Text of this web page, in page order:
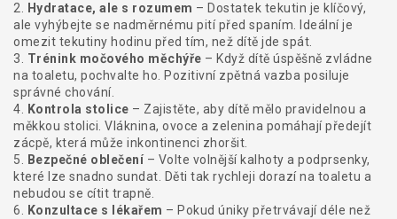
2.
Hydratace, ale s rozumem – Dostatek tekutin je klíčový,
ale vyhýbejte se nadměrnému pití před spaním. Ideální je
omezit tekutiny hodinu před tím, než dítě jde spát.
3. Trénink močového měchýře – Když dítě úspěšně zvládne
na toaletu, pochvalte ho. Pozitivní zpětná vazba posiluje
správné chování.
4.
Kontrola stolice – Zajistěte, aby dítě mělo pravidelnou a
měkkou stolici. Vláknina, ovoce a zelenina pomáhají předejít
zácpě, která může inkontinenci zhoršit.
5.
Bezpečné oblečení – Volte volnější kalhoty a podprsenky,
které lze snadno sundat. Děti tak rychleji dorazí na toaletu a
nebudou se cítit trapně.
6.
Konzultace s lékařem – Pokud úniky přetrvávají déle než